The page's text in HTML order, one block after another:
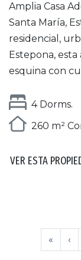
Amplia Casa
Santa María,
residencial,
Estepona, esta
esquina con
4 Dorms.
260 m²
VER ESTA
« ‹